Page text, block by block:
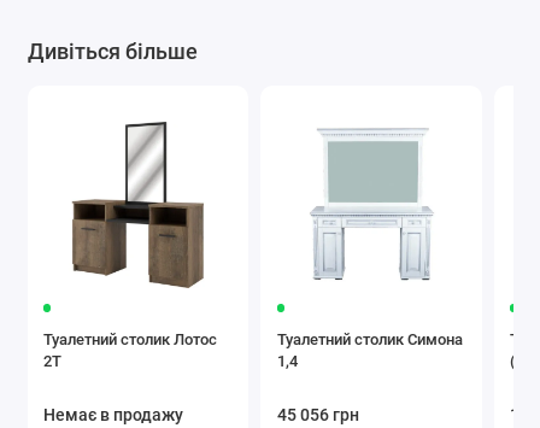
Дивіться більше
Туалетний столик Лотос
2Т
Немає в продажу
Туалетний столик Симона
1,4
45 056 грн 1